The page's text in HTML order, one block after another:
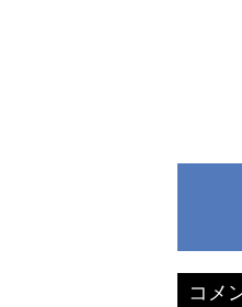
コメ